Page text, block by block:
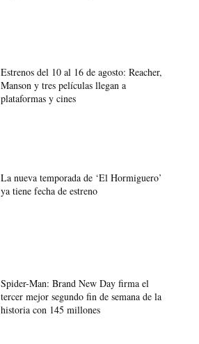
Estrenos del 10 al 16 de agosto: Reacher,
Manson y tres películas llegan a
plataformas y cines
La nueva temporada de ‘El Hormiguero’
ya tiene fecha de estreno
Spider-Man: Brand New Day firma el
tercer mejor segundo fin de semana de la
historia con 145 millones